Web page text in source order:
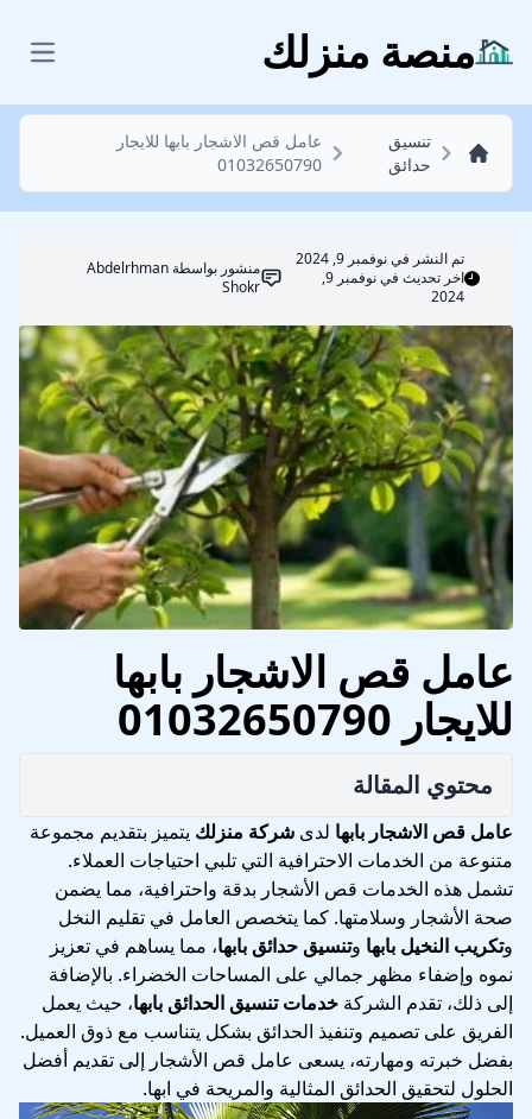
منصة منزلك
تنسيق
حدائق
عامل قص الاشجار بابها للايجار
01032650790
تم النشر فينوفمبر 9, 2024
اخر تحديث في نوفمبر 9,
2024
منشور بواسطةAbdelrhman
Shokr
عامل قص الاشجار بابها
للايجار 01032650790
محتوي المقالة
عامل قص الاشجار بابها لدى شركة منزلك يتميز بتقديم مجموعة
متنوعة من الخدمات الاحترافية التي تلبي احتياجات العملاء.
تشمل هذه الخدمات قص الأشجار بدقة واحترافية، مما يضمن
صحة الأشجار وسلامتها. كما يتخصص العامل في تقليم النخل
وتكريب النخيل بابها وتنسيق حدائق بابها، مما يساهم في تعزيز
نموه وإضفاء مظهر جمالي على المساحات الخضراء. بالإضافة
إلى ذلك، تقدم الشركة خدمات تنسيق الحدائق بابها، حيث يعمل
الفريق على تصميم وتنفيذ الحدائق بشكل يتناسب مع ذوق العميل.
بفضل خبرته ومهارته، يسعى عامل قص الأشجار إلى تقديم أفضل
الحلول لتحقيق الحدائق المثالية والمريحة في ابها.